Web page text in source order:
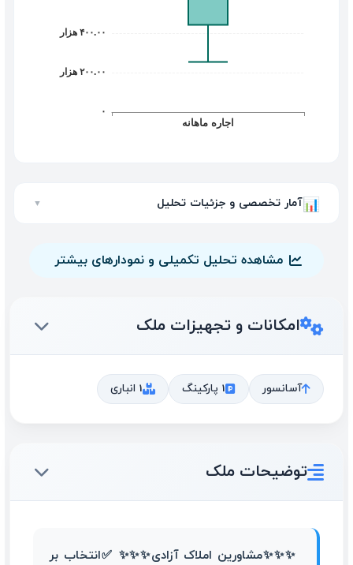
📊 آمار تخصصی و جزئیات تحلیل ▼
مشاهده تحلیل تکمیلی و نمودارهای بیشتر
امکانات و تجهیزات ملک
آسانسور 1 پارکینگ 1 انباری
توضیحات ملک
✨️✨️✨️مشاورین املاک آزادی✨️✨️✨️ ✅️انتخاب بر